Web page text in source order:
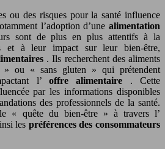
ou des risques pour la santé influence
l’adoption d’unealimentation
sont de plus en plus attentifs à la
et à leur impact sur leur bien-être,
. Ils recherchent des aliments
ou « sans gluten » qui prétendent
l’ offre alimentaire . Cette
par les informations disponibles
des professionnels de la santé.
« quête du bien-être » à travers l’
les préférences des consommateurs